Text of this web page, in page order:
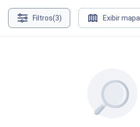
Filtros(3) Exibir mapa